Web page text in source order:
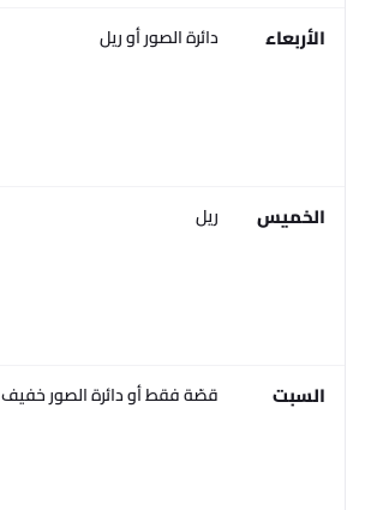
الأربعاء دائرة الصور أو ريل
الخميس ريل
السبت قصّة فقط أو دائرة الصور خفيف